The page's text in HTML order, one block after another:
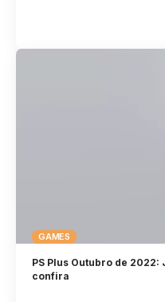
GAMES
PS Plus Outubro de
confira